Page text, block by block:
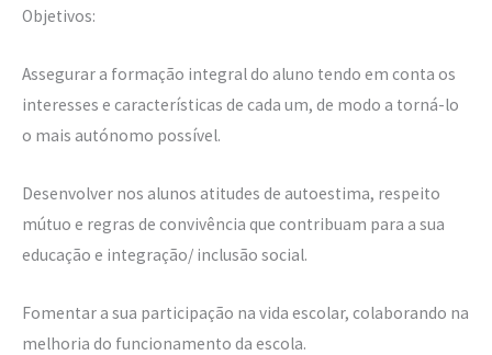
Objetivos:
Assegurar a formação integral do aluno tendo em conta os
interesses e características de cada um, de modo a torná-lo
o mais autónomo possível.
Desenvolver nos alunos atitudes de autoestima, respeito
mútuo e regras de convivência que contribuam para a sua
educação e integração/ inclusão social.
Fomentar a sua participação na vida escolar, colaborando na
melhoria do funcionamento da escola.